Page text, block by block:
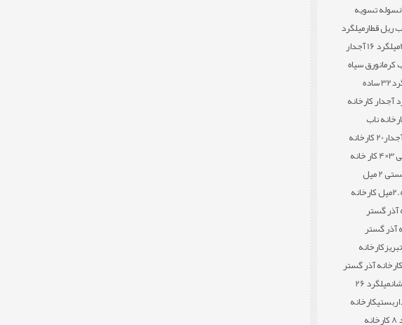
سوله تسویه
ریل قطارمیلگرد
میلگرد 16 آجدار
کرمانورق سیاه
میلگرد32 ساده
آجدار کارخانه
کارخانه ناب
میلگردآجدار20 کارخانه
نبشی 3×4 کار خانه
لوله داربستی 2 میل
لوله داربستی 2.5میل کارخانه
آذر گستر
آذر گستر
کارخانه
ساده کارخانه آذر گستر
میلگرد 26
کارخانه
میلگرد 8 کارخانه